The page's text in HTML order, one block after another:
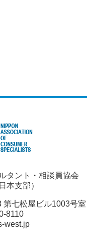
タント・相談員協会
本支部）
七松屋ビル1003号室
8110
west.jp